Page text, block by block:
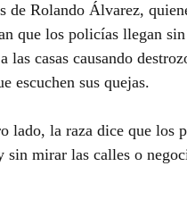
de Rolando Álvarez,
que los policías llegan
las casas causando
escuchen sus quejas.
lado, la raza dice que los
sin mirar las calles o